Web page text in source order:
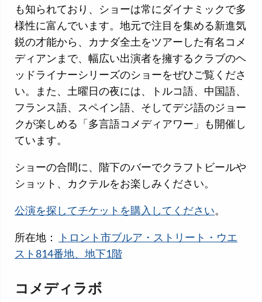
も知られており、ショーは常にダイナミックで多
様性に富んでいます。地元で注目を集める新進気
鋭の才能から、カナダ全土をツアーした有名コメ
ディアンまで、幅広い出演者を擁するクラブのヘ
ッドライナーシリーズのショーをぜひご覧くださ
い。また、土曜日の夜には、トルコ語、中国語、
フランス語、スペイン語、そしてデジ語のジョー
クが楽しめる「多言語コメディアワー」も開催し
ています。
ショーの合間に、階下のバーでクラフトビールや
ショット、カクテルをお楽しみください。
公演を探してチケットを購入してください。
所在地：
トロント市ブルア・ストリート・ウエ
スト814番地、地下1階
コメディラボ